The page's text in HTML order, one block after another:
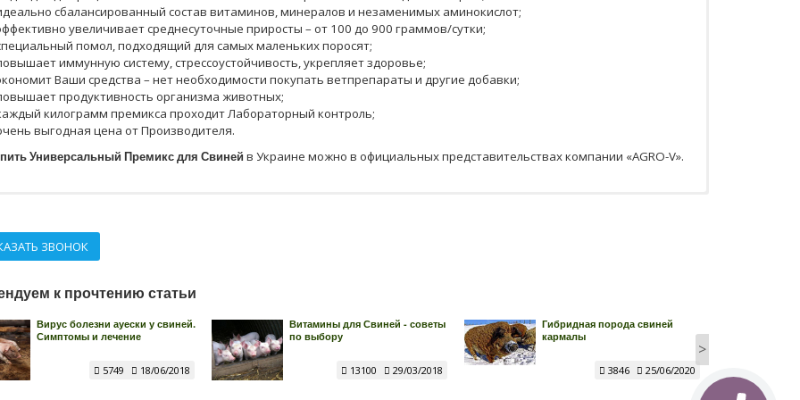
сбалансированный состав витаминов, минералов и незаменимых аминокислот;
увеличивает среднесуточные приросты – от 100 до 900 граммов/сутки;
помол, подходящий для самых маленьких поросят;
иммунную систему, стрессоустойчивость, укрепляет здоровье;
Ваши средства – нет необходимости покупать ветпрепараты и другие добавки;
продуктивность организма животных;
килограмм премикса проходит Лабораторный контроль;
выгодная цена от Производителя.
Универсальный Премикс для Свиней в Украине можно в официальных представительствах компании «AGRO-V».
ЗВОНОК
к прочтению статьи
Вирус болезни ауески у свиней.
Симптомы и лечение
5749 18/06/2018
Витамины для Свиней - советы
по выбору
13100 29/03/2018
Гибридная порода свиней
кармалы
3846 25/06/2020
>